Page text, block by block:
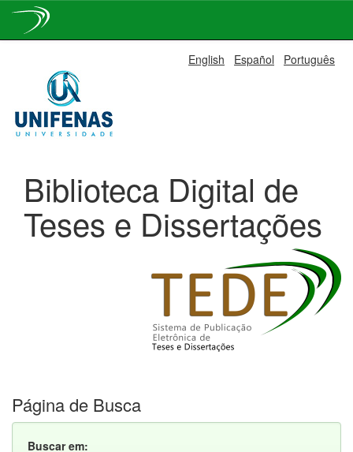
navigation
English Español Português
Biblioteca Digital de
Teses e Dissertações
Página de Busca
Buscar em: